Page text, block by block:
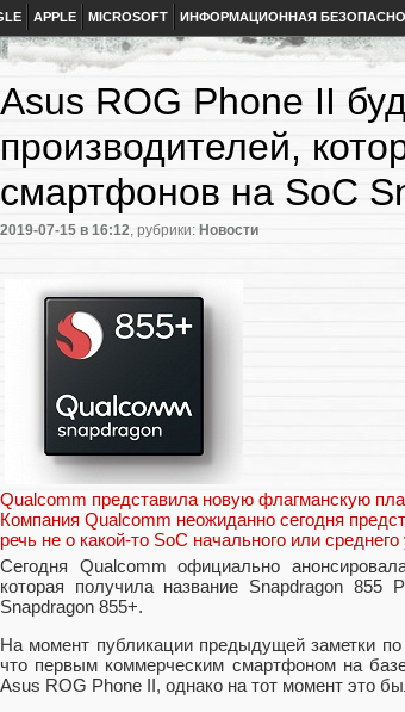
APPLE MICROSOFT ИНФОРМАЦИОННАЯ
Asus ROG Phone II
производителей,
смартфонов на SoC
2019-07-15 в 16:12, рубрики: Новости
Qualcomm представила новую флагманскую
Компания Qualcomm неожиданно сегодня
речь не о какой-то SoC начального или
Сегодня Qualcomm официально
которая получила название Snapdragon 855
Snapdragon 855+.
На момент публикации предыдущей заметки
что первым коммерческим смартфоном на
Asus ROG Phone II, однако на тот момент это